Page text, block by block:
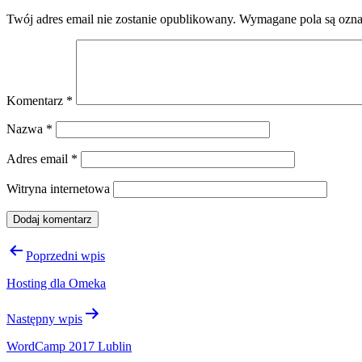
Twój adres email nie zostanie opublikowany. Wymagane pola są
Komentarz *
Nazwa *
Adres email *
Witryna internetowa
Nawigacja
Poprzedni wpis
Hosting dla Omeka
Następny wpis
WordCamp 2017 Lublin